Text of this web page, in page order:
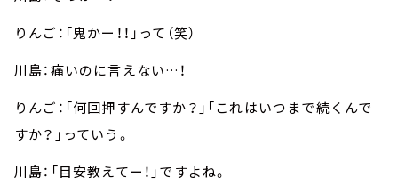
りんご：「鬼かー！！」って（笑）
川島：痛いのに言えない…！
りんご：「何回押すんですか？」「これはいつまで続くんで
すか？」っていう。
川島：「目安教えてー！」ですよね。